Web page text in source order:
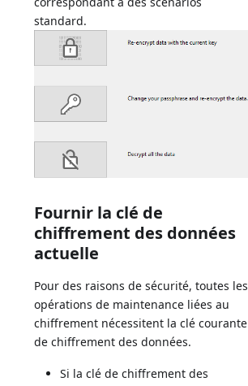
standard.
Fournir la clé de
chiffrement des données
actuelle
Pour des raisons de sécurité, toutes les
opérations de maintenance liées au
chiffrement nécessitent la clé courante
de chiffrement des données.
Si la clé de chiffrement des